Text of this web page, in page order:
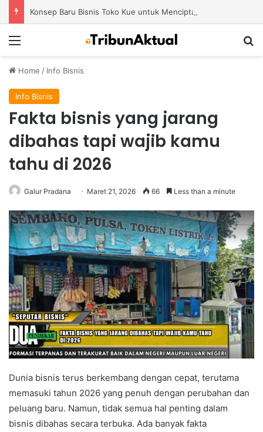
Home / Info Bisnis
Info Bisnis
Fakta bisnis yang jarang
dibahas tapi wajib kamu
tahu di 2026
Galur Pradana Maret 21, 2026 66 Less than a minute
Dunia bisnis terus berkembang dengan cepat, terutama
memasuki tahun 2026 yang penuh dengan perubahan dan
peluang baru. Namun, tidak semua hal penting dalam
bisnis dibahas secara terbuka. Ada banyak fakta